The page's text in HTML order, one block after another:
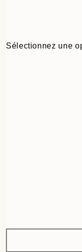
Sélectionnez une